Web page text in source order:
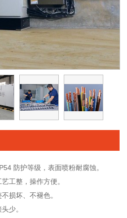
防护等级，表面喷粉耐腐蚀。
工整，操作方便。
损坏、不褪色。
少。